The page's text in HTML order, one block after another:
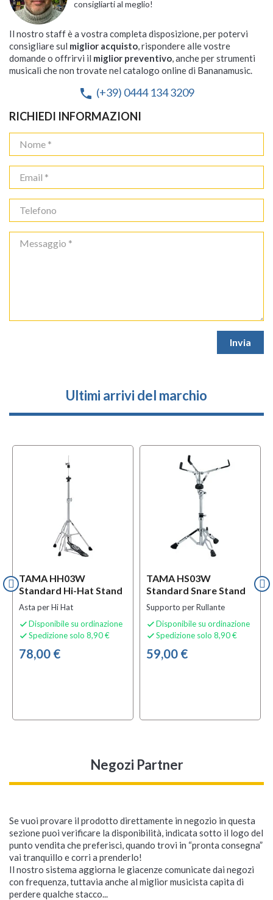
consigliarti al meglio!
Il nostro staff è a vostra completa disposizione, per potervi
consigliare sul miglior acquisto , rispondere alle vostre
domande o offrirvi il miglior preventivo , anche per strumenti
musicali che non trovate nel catalogo online di Bananamusic.
phone (+39) 0444 134 3209
RICHIEDI INFORMAZIONI
Ultimi arrivi del marchio
TAMA HH03W
Standard Hi-Hat Stand
Asta per Hi Hat
 Disponibile su ordinazione
 Spedizione solo 8,90 €
78,00 €
TAMA HS03W
Standard Snare Stand
Supporto per Rullante
 Disponibile su ordinazione
 Spedizione solo 8,90 €
59,00 €
Negozi Partner
Se vuoi provare il prodotto direttamente in negozio in questa
sezione puoi verificare la disponibilità, indicata sotto il logo del
punto vendita che preferisci, quando trovi in “pronta consegna”
vai tranquillo e corri a prenderlo!
Il nostro sistema aggiorna le giacenze comunicate dai negozi
con frequenza, tuttavia anche al miglior musicista capita di
perdere qualche stacco...